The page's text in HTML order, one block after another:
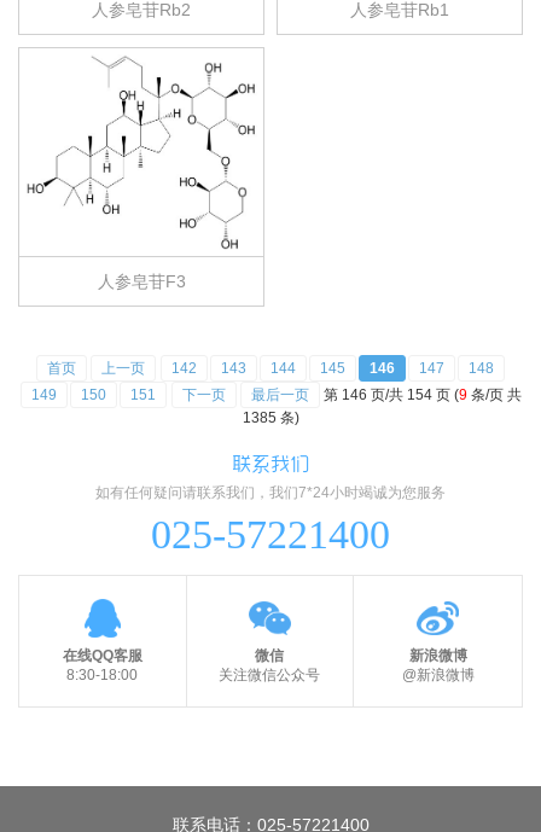
人参皂苷Rb2 人参皂苷Rb1
人参皂苷F3
首页 上一页 142 143 144 145 146 147
148
149
150 151 下一页 最后一页 第 146 页/共 154 页 (9 条/页 共
1385 条)
联系我们
如有任何疑问请联系我们，我们7*24小时竭诚为您服务
025-57221400
在线QQ客服
8:30-18:00
微信
关注微信公众号
新浪微博
@新浪微博
联系电话：025-57221400